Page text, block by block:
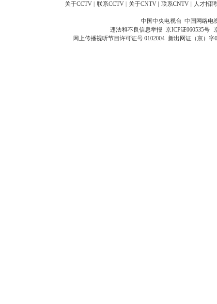
关于CCTV 联系CCTV 关于CNTV 联系CNTV 人才招聘
中国中央电视台 中国网络电
违法和不良信息举报 京ICP证060535号
网上传播视听节目许可证号 0102004 新出网证（京）